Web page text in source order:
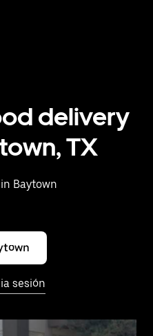
delivery
TX
Baytown
sesión